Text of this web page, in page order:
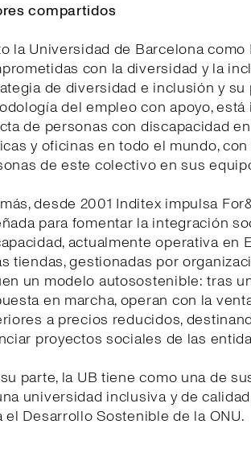
compartidos
la Universidad de Barcelona
con la diversidad y la
de diversidad e inclusión y
del empleo con apoyo,
de personas con discapacidad
y oficinas en todo el mundo,
de este colectivo en sus
desde 2001 Inditex impulsa
para fomentar la integración
actualmente operativa en
tiendas, gestionadas por
un modelo autosostenible: tras
en marcha, operan con la
a precios reducidos,
proyectos sociales de las
parte, la UB tiene como una de
universidad inclusiva y de
el Desarrollo Sostenible de la ONU.